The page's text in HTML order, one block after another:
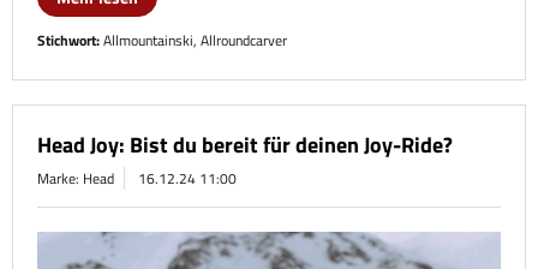
Stichwort:Allmountainski, Allroundcarver
Head Joy: Bist du bereit für deinen Joy-Ride?
Marke: Head 16.12.24 11:00